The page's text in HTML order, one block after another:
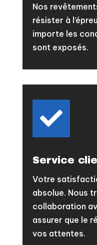
Nos
résister à
importe les
sont exposés.

Service
Votre
absolue. Nous
collaboration
assurer que le
vos attentes.